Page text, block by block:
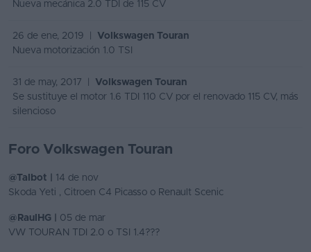
Nueva mecánica 2.0 TDI de 115 CV
26 de ene, 2019 | Volkswagen Touran
Nueva motorización 1.0 TSI
31 de may, 2017 | Volkswagen Touran
Se sustituye el motor 1.6 TDI 110 CV por el renovado 115 CV, más
silencioso
Foro Volkswagen Touran
@Talbot |
14 de nov
Skoda Yeti , Citroen C4 Picasso o Renault Scenic
@RaulHG |
05 de mar
VW TOURAN TDI 2.0 o TSI 1.4???